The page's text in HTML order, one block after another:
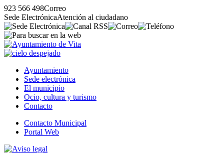
923 566 498Correo
Sede ElectrónicaAtención al ciudadano
Ayuntamiento
Sede electrónica
El municipio
Ocio, cultura y turismo
Contacto
Contacto Municipal
Portal Web